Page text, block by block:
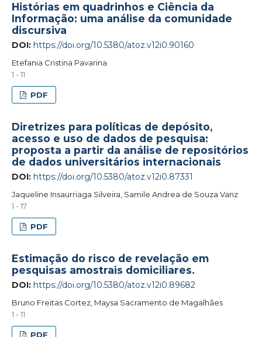
Histórias em quadrinhos e Ciência da
Informação: uma análise da comunidade
discursiva
DOI: https://doi.org/10.5380/atoz.v12i0.90160
Etefania Cristina Pavarina
1 - 11
PDF
Diretrizes para políticas de depósito,
acesso e uso de dados de pesquisa:
proposta a partir da análise de repositórios
de dados universitários internacionais
DOI: https://doi.org/10.5380/atoz.v12i0.87331
Jaqueline Insaurriaga Silveira, Samile Andrea de Souza Vanz
1 - 17
PDF
Estimação do risco de revelação em
pesquisas amostrais domiciliares.
DOI: https://doi.org/10.5380/atoz.v12i0.89682
Bruno Freitas Cortez, Maysa Sacramento de Magalhães
1 - 11
PDF